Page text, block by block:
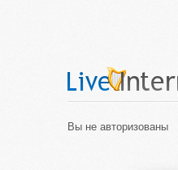
Вы не авторизованы